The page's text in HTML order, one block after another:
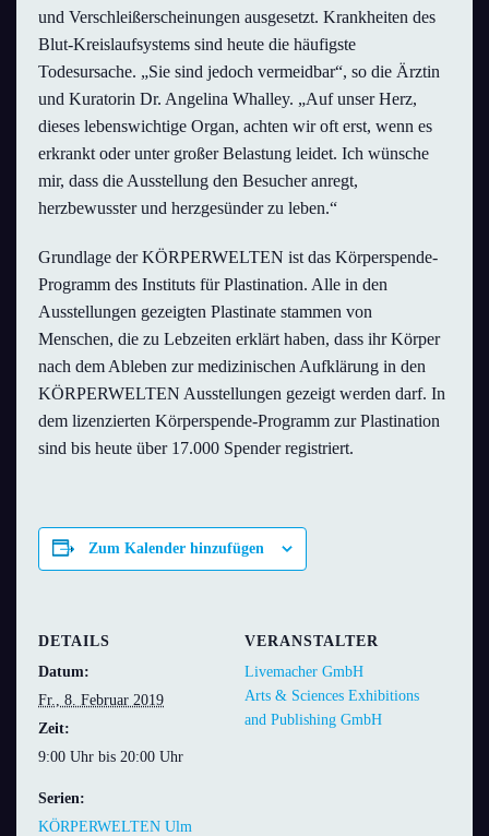
und Verschleißerscheinungen ausgesetzt. Krankheiten des
Blut-Kreislaufsystems sind heute die häufigste
Todesursache. „Sie sind jedoch vermeidbar“, so die Ärztin
und Kuratorin Dr. Angelina Whalley. „Auf unser Herz,
dieses lebenswichtige Organ, achten wir oft erst, wenn es
erkrankt oder unter großer Belastung leidet. Ich wünsche
mir, dass die Ausstellung den Besucher anregt,
herzbewusster und herzgesünder zu leben.“
Grundlage der KÖRPERWELTEN ist das Körperspende-
Programm des Instituts für Plastination. Alle in den
Ausstellungen gezeigten Plastinate stammen von
Menschen, die zu Lebzeiten erklärt haben, dass ihr Körper
nach dem Ableben zur medizinischen Aufklärung in den
KÖRPERWELTEN Ausstellungen gezeigt werden darf. In
dem lizenzierten Körperspende-Programm zur Plastination
sind bis heute über 17.000 Spender registriert.
Zum Kalender hinzufügen
DETAILS
Datum:
Fr., 8. Februar 2019
Zeit:
9:00 Uhr bis 20:00 Uhr
Serien:
KÖRPERWELTEN Ulm
VERANSTALTER
Livemacher GmbH
Arts & Sciences Exhibitions
and Publishing GmbH